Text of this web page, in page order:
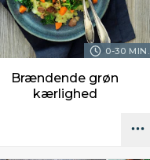
0-30 MIN.
Brændende grøn
kærlighed